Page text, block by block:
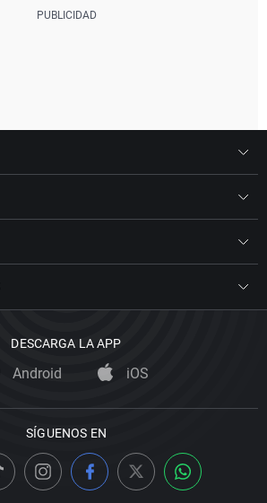
DESCARGA LA APP
Android iOS
SÍGUENOS EN